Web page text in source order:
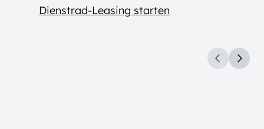
Dienstrad-Leasing starten